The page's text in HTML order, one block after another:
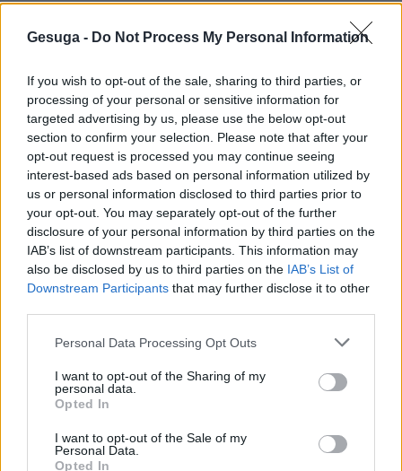
Gesuga - Do Not Process My Personal Information
If you wish to opt-out of the sale, sharing to third parties, or
processing of your personal or sensitive information for
targeted advertising by us, please use the below opt-out
section to confirm your selection. Please note that after your
opt-out request is processed you may continue seeing
interest-based ads based on personal information utilized by
us or personal information disclosed to third parties prior to
your opt-out. You may separately opt-out of the further
disclosure of your personal information by third parties on the
IAB’s list of downstream participants. This information may
also be disclosed by us to third parties on the IAB’s List of
Downstream Participants that may further disclose it to other
Personal Data Processing Opt Outs
I want to opt-out of the Sharing of my
personal data.
Opted In
I want to opt-out of the Sale of my
Personal Data.
Opted In
Sagrario Pérez Castellanos acompañada del Jefe de Servicio.
La directora ha expresado su más sincera enhorabuena por el
servicio prestado por GESUGA, también ha puesto en valor la
GESUGA colabora con el Concello de Ordes para dotar de
recursos materiales al centro socio-comunitario ISABEL
ZENDAL
19/08/2022-El Ayuntamiento de Ordes, ha procedido a la
construcción del Centro Socio-comunitario «Isabel Zendal».
Este centro está dividido en distintas áreas dedicadas a la
prestación de servicios sociales que tienen por beneficiarios a
niños, jóvenes, adolescentes y personas de la tercera edad.
Buscando dotarse de una estructura que permita atender las
recursos materiales al centro socio-comunitario ISABEL
ZENDAL
19/08/2022-El Ayuntamiento de Ordes, ha procedido a la
construcción del Centro Socio-comunitario «Isabel Zendal».